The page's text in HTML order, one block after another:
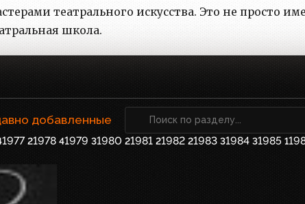
театрального искусства. Это не просто
школа.
добавленные
1977 21978 41979 31980 21981 21982 21983 31984 31985 1